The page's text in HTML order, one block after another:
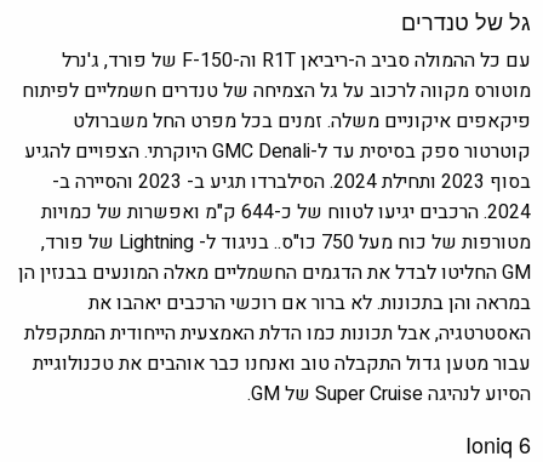
גל של טנדרים
עם כל ההמולה סביב ה-ריביאן R1T וה-F-150 של פורד, ג'נרל
מוטורס מקווה לרכוב על גל הצמיחה של טנדרים חשמליים לפיתוח
פיקאפים איקוניים משלה. זמנים בכל מפרט החל משברולט
קוטרטור ספק בסיסית עד ל-GMC Denali היוקרתי. הצפויים להגיע
בסוף 2023 ותחילת 2024. הסילברדו תגיע ב- 2023 והסיירה ב-
2024. הרכבים יגיעו לטווח של כ-644 ק"מ ואפשרות של כמויות
מטורפות של כוח מעל 750 כו"ס.. בניגוד ל- Lightning של פורד,
GM החליטו לבדל את הדגמים החשמליים מאלה המונעים בבנזין הן
במראה והן בתכונות. לא ברור אם רוכשי הרכבים יאהבו את
האסטרטגיה, אבל תכונות כמו הדלת האמצעית הייחודית המתקפלת
עבור מטען גדול התקבלה טוב ואנחנו כבר אוהבים את טכנולוגיית
הסיוע לנהיגה Super Cruise של GM.
Ioniq 6